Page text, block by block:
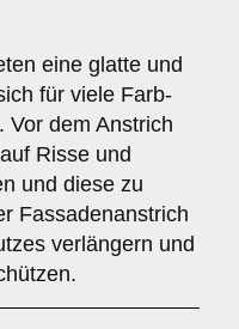
eine glatte und
für viele Farb-
Vor dem Anstrich
Risse und
und diese zu
Fassadenanstrich
verlängern und